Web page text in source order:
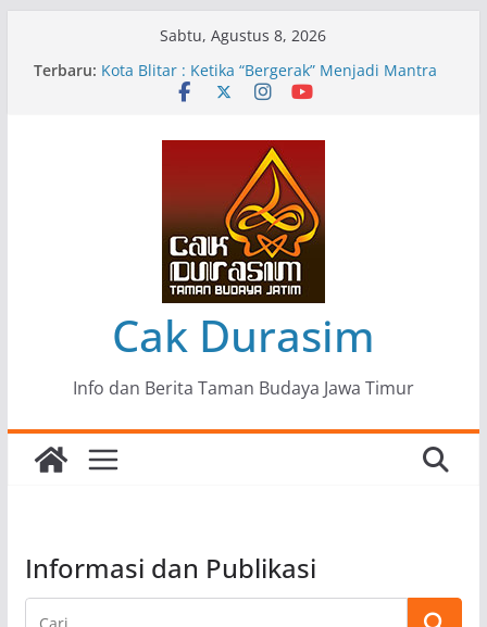
Sabtu, Agustus 8, 2026
Terbaru: Pameran Lukisan Komunitas Patria Seni Rupa
Kota Blitar : Ketika “Bergerak” Menjadi Mantra
Mengupas Sunyi dan Luka di Balik “Samaleak”
Menjaga Marwah Seni dan Budaya: Catatan
Kunjungan Kerja Ir. Bambang Haryo Soekartono
(BHS) Anggota DPR RI ke Taman Budaya Jawa
Pameran Tunggal 35 Karya Agus Koecink
“Tumbang Tambang”, Ungkapan Kritis Tentang
Derita Pekerja Pertambangan
Cak Durasim
Info dan Berita Taman Budaya Jawa Timur
Informasi dan Publikasi